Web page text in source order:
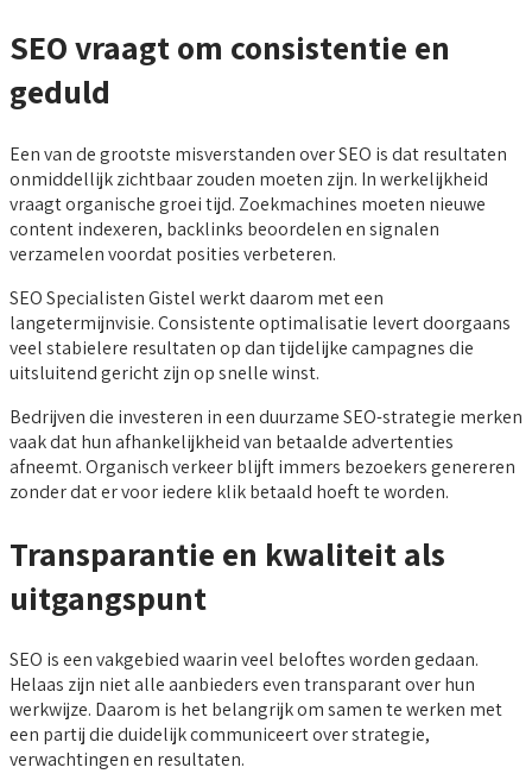
SEO vraagt om consistentie en
geduld
Een van de grootste misverstanden over SEO is dat resultaten
onmiddellijk zichtbaar zouden moeten zijn. In werkelijkheid
vraagt organische groei tijd. Zoekmachines moeten nieuwe
content indexeren, backlinks beoordelen en signalen
verzamelen voordat posities verbeteren.
SEO Specialisten Gistel werkt daarom met een
langetermijnvisie. Consistente optimalisatie levert doorgaans
veel stabielere resultaten op dan tijdelijke campagnes die
uitsluitend gericht zijn op snelle winst.
Bedrijven die investeren in een duurzame SEO-strategie merken
vaak dat hun afhankelijkheid van betaalde advertenties
afneemt. Organisch verkeer blijft immers bezoekers genereren
zonder dat er voor iedere klik betaald hoeft te worden.
Transparantie en kwaliteit als
uitgangspunt
SEO is een vakgebied waarin veel beloftes worden gedaan.
Helaas zijn niet alle aanbieders even transparant over hun
werkwijze. Daarom is het belangrijk om samen te werken met
een partij die duidelijk communiceert over strategie,
verwachtingen en resultaten.